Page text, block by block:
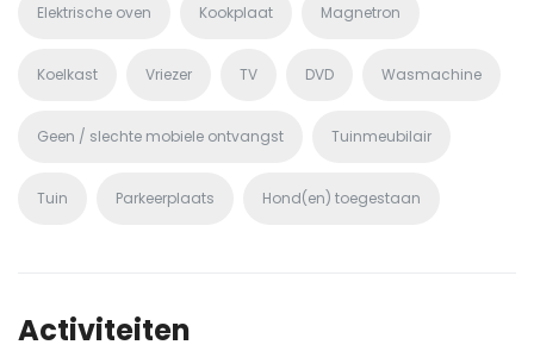
Elektrische oven Kookplaat Magnetron
Koelkast Vriezer TV DVD Wasmachine
Geen / slechte mobiele ontvangst Tuinmeubilair
Tuin Parkeerplaats Hond(en) toegestaan
Activiteiten